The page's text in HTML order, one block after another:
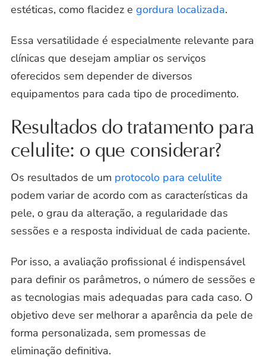
estéticas, como flacidez e gordura localizada.
Essa versatilidade é especialmente relevante para
clínicas que desejam ampliar os serviços
oferecidos sem depender de diversos
equipamentos para cada tipo de procedimento.
Resultados do tratamento para
celulite: o que considerar?
Os resultados de um protocolo para celulite
podem variar de acordo com as características da
pele, o grau da alteração, a regularidade das
sessões e a resposta individual de cada paciente.
Por isso, a avaliação profissional é indispensável
para definir os parâmetros, o número de sessões e
as tecnologias mais adequadas para cada caso. O
objetivo deve ser melhorar a aparência da pele de
forma personalizada, sem promessas de
eliminação definitiva.